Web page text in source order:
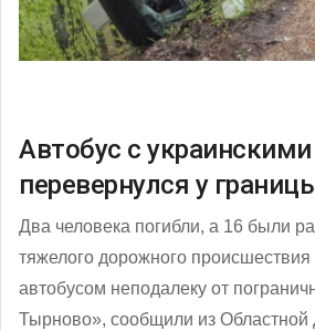
Автобус с
перевернулся у
Два человека погибли, а 16 были
тяжелого дорожного происшествия
автобусом неподалеку от
Тырново», сообщили из